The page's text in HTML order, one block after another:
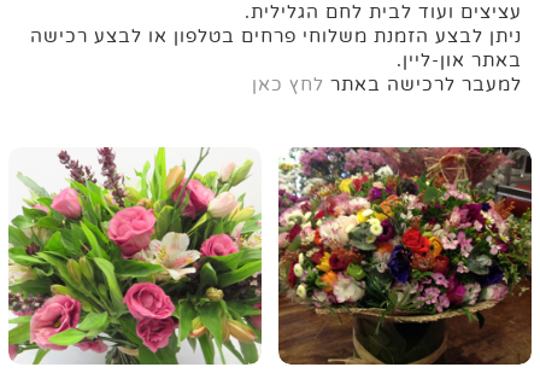
עציצים ועוד לבית לחם הגלילית.
ניתן לבצע הזמנת משלוחי פרחים בטלפון או לבצע רכישה
באתר און-ליין.
למעבר לרכישה באתר לחץ כאן